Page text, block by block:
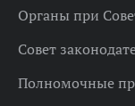
Органы при
Совет
Полномочные